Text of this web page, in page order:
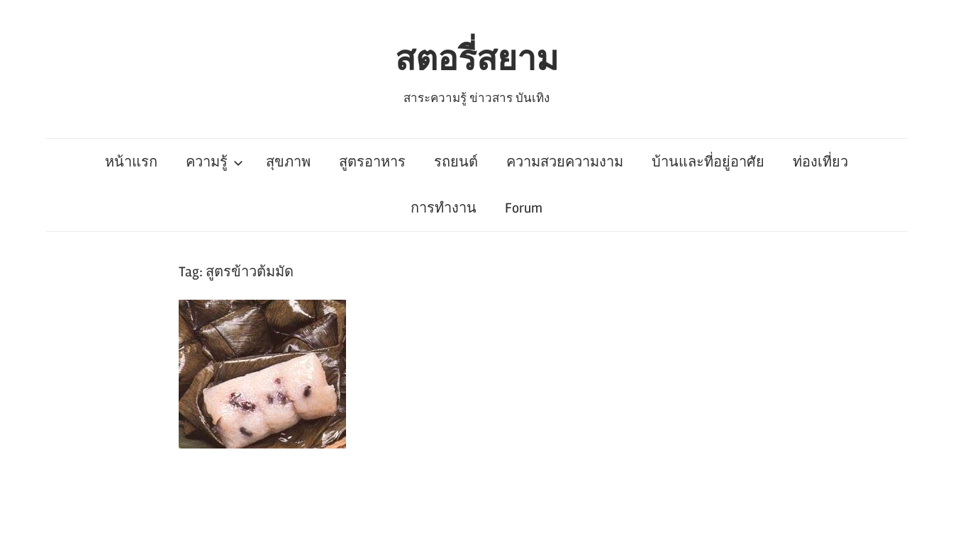
สตอรี่สยาม
สาระความรู้ ข่าวสาร บันเทิง
หน้าแรก ความรู้ สุขภาพ สูตรอาหาร รถยนต์ ความสวยความงาม บ้านและที่อยู่อาศัย ท่องเที่ยว
การทำงาน Forum
Tag: สูตรข้าวต้มมัด